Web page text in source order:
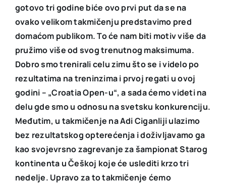
gotovo tri godine biće ovo prvi put da se na
ovako velikom takmičenju predstavimo pred
domaćom publikom. To će nam biti motiv više da
pružimo više od svog trenutnog maksimuma.
Dobro smo trenirali celu zimu što se i videlo po
rezultatima na treninzima i prvoj regati u ovoj
godini – „Croatia Open-u“, a sada ćemo videti na
delu gde smo u odnosu na svetsku konkurenciju.
Međutim, u takmičenje na Adi Ciganliji ulazimo
bez rezultatskog opterećenja i doživljavamo ga
kao svojevrsno zagrevanje za šampionat Starog
kontinenta u Češkoj koje će uslediti krzo tri
nedelje. Upravo za to takmičenje ćemo